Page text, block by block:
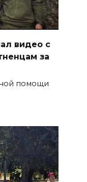
видео с
за
помощи